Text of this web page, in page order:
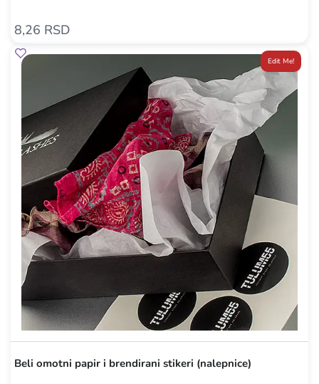
8,26 RSD
Edit Me!
Beli omotni papir i brendirani stikeri (nalepnice)